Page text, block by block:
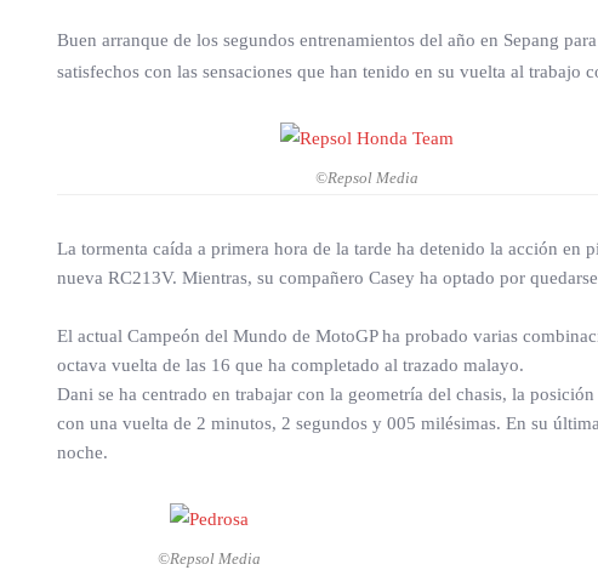
Buen arranque de los segundos entrenamientos del año en Sepang
satisfechos con las sensaciones que han tenido en su vuelta al trabajo
©Repsol Media
La tormenta caída a primera hora de la tarde ha detenido la acción en
nueva RC213V. Mientras, su compañero Casey ha optado por
El actual Campeón del Mundo de MotoGP ha probado varias
octava vuelta de las 16 que ha completado al trazado malayo.
Dani se ha centrado en trabajar con la geometría del chasis, la
con una vuelta de 2 minutos, 2 segundos y 005 milésimas. En su
noche.
©Repsol Media